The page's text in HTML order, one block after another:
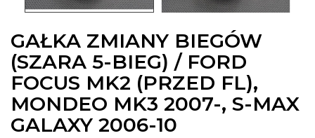
GAŁKA ZMIANY BIEGÓW
(SZARA 5-BIEG) / FORD
FOCUS MK2 (PRZED FL),
MONDEO MK3 2007-, S-MAX
GALAXY 2006-10